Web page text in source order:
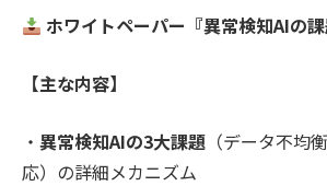
ホワイトペーパー『異常検知AIの課
【主な内容】
・ 異常検知AIの3大課題 （データ不均
応）の詳細メカニズム